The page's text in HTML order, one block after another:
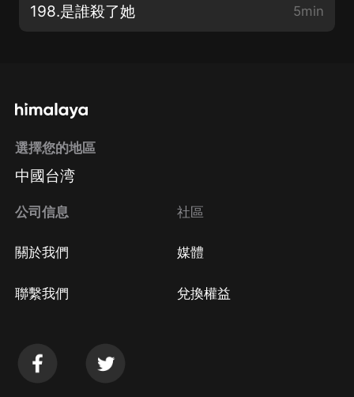
198.是誰殺了她 5min
選擇您的地區
中國台湾
公司信息
關於我們
聯繫我們
社區
媒體
兌換權益